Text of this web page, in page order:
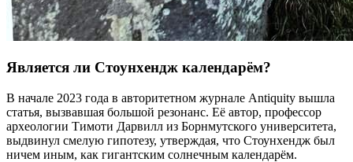
Является ли Стоунхендж календарём?
В начале 2023 года в авторитетном журнале Antiquity вышла
статья, вызвавшая большой резонанс. Её автор, профессор
археологии Тимоти Дарвилл из Борнмутского университета,
выдвинул смелую гипотезу, утверждая, что Стоунхендж был
ничем иным, как гигантским солнечным календарём.